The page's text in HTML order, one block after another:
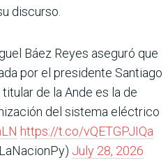
discurso.
Báez Reyes aseguró que
por el presidente Santiago
de la Ande es la de
del sistema eléctrico
https://t.co/vQETGPJIQa
July 28, 2026